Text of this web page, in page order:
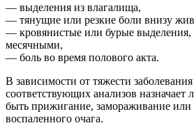
— выделения из влагалища,
— тянущие или резкие боли внизу
— кровянистые или бурые выделения,
месячными,
— боль во время полового акта.
В зависимости от тяжести
соответствующих анализов назначает
быть прижигание, замораживание или
воспаленного очага.